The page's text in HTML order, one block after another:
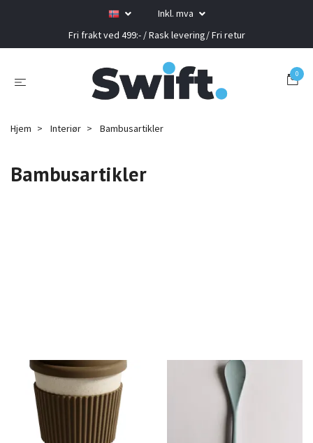
Inkl. mva
Fri frakt ved 499:- / Rask levering/ Fri retur
0
Hjem Interiør Bambusartikler
Bambusartikler